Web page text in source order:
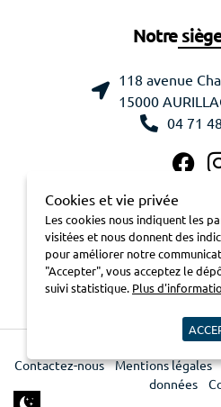
Notre
118 avenue
15000
04 71
Contactez-nous Mentions légales
données
Cookies et vie privée
Les cookies nous indiquent les
visitées et nous donnent des
pour améliorer notre
"Accepter", vous acceptez le
suivi statistique. Plus